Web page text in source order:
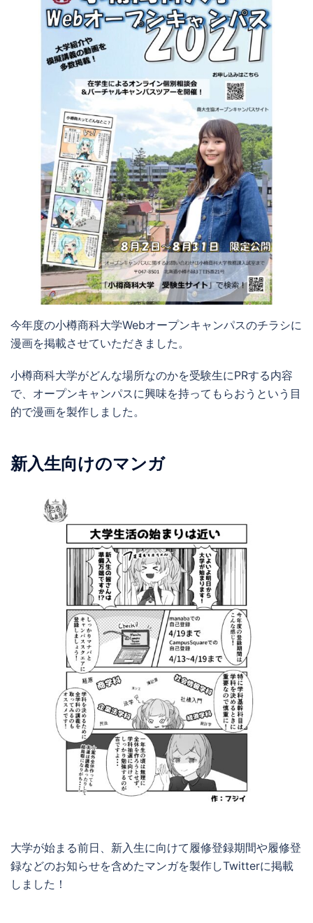
今年度の小樽商科大学Webオープンキャンパスのチラシに
漫画を掲載させていただきました。
小樽商科大学がどんな場所なのかを受験生にPRする内容
で、オープンキャンパスに興味を持ってもらおうという目
的で漫画を製作しました。
新入生向けのマンガ
大学が始まる前日、新入生に向けて履修登録期間や履修登
録などのお知らせを含めたマンガを製作しTwitterに掲載
しました！